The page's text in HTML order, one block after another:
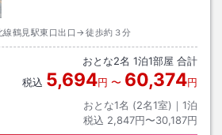
線鶴見駅東口出口→徒歩約３分
おとな2名 1泊1部屋 合計
税込 5,694円 〜 60,374円
おとな1名 (2名1室)｜ 1泊
税込 2,847円〜30,187円